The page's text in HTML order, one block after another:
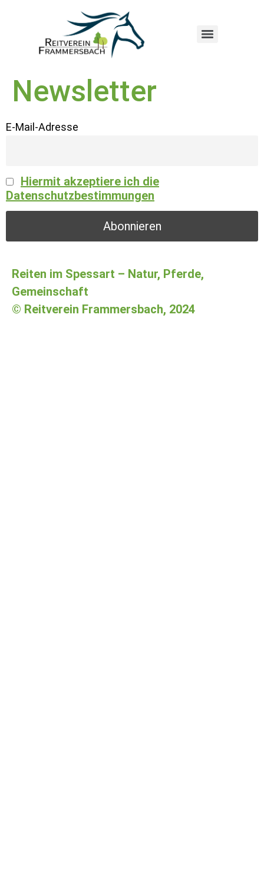
Newsletter
E-Mail-Adresse
Hiermit akzeptiere ich die
Datenschutzbestimmungen
Reiten im Spessart – Natur, Pferde,
Gemeinschaft
© Reitverein Frammersbach, 2024